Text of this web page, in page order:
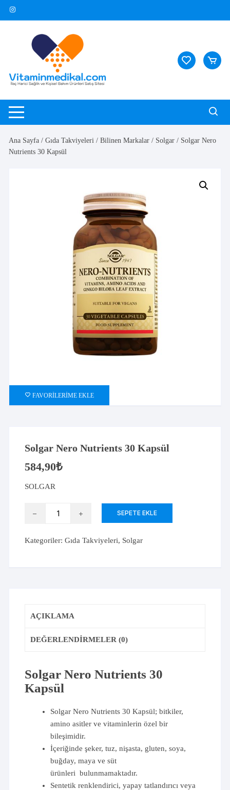
Skip
Ana Sayfa /Gıda Takviyeleri /Bilinen Markalar / Solgar / Solgar Nero
Nutrients 30 Kapsül
FAVORILERIME EKLE
Solgar Nero Nutrients 30 Kapsül
584,90₺
SOLGAR
30
SEPETE EKLE
Kategoriler:Gıda Takviyeleri, Solgar
AÇIKLAMA
DEĞERLENDIRMELER (0)
Solgar Nero Nutrients 30
Kapsül
Solgar Nero Nutrients 30 Kapsül; bitkiler,
amino asitler ve vitaminlerin özel bir
bileşimidir.
İçeriğinde şeker, tuz, nişasta, gluten, soya,
buğday, maya ve süt
ürünleri bulunmamaktadır.
Sentetik renklendirici, yapay tatlandırıcı veya